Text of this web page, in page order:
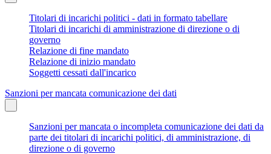
Titolari di incarichi politici - dati in formato tabellare
Titolari di incarichi di amministrazione di direzione o di
governo
Relazione di fine mandato
Relazione di inizio mandato
Soggetti cessati dall'incarico
Sanzioni per mancata comunicazione dei dati
Sanzioni per mancata o incompleta comunicazione dei dati da
parte dei titolari di incarichi politici, di amministrazione, di
direzione o di governo